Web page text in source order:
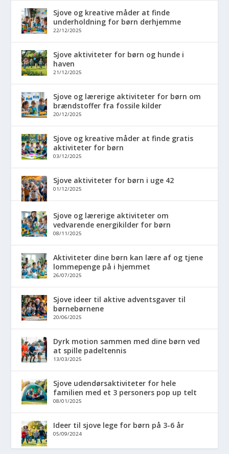
Sjove og kreative måder at finde
underholdning for børn derhjemme
22/12/2025
Sjove aktiviteter for børn og hunde i
haven
21/12/2025
Sjove og lærerige aktiviteter for børn om
brændstoffer fra fossile kilder
20/12/2025
Sjove og kreative måder at finde gratis
aktiviteter for børn
03/12/2025
Sjove aktiviteter for børn i uge 42
01/12/2025
Sjove og lærerige aktiviteter om
vedvarende energikilder for børn
08/11/2025
Aktiviteter dine børn kan lære af og tjene
lommepenge på i hjemmet
26/07/2025
Sjove ideer til aktive adventsgaver til
børnebørnene
20/06/2025
Dyrk motion sammen med dine børn ved
at spille padeltennis
13/03/2025
Sjove udendørsaktiviteter for hele
familien med et 3 personers pop up telt
08/01/2025
Ideer til sjove lege for børn på 3-6 år
05/09/2024